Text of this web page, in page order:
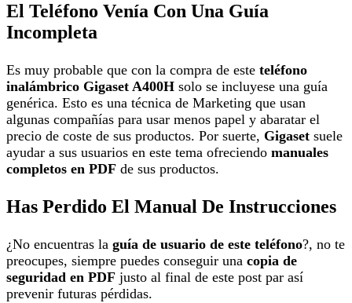
El Teléfono Venía Con Una Guía
Incompleta
Es muy probable que con la compra de este teléfono
inalámbrico Gigaset A400H solo se incluyese una guía
genérica. Esto es una técnica de Marketing que usan
algunas compañías para usar menos papel y abaratar el
precio de coste de sus productos. Por suerte, Gigaset suele
ayudar a sus usuarios en este tema ofreciendo manuales
completos en PDF de sus productos.
Has Perdido El Manual De Instrucciones
¿No encuentras la guía de usuario de este teléfono?, no te
preocupes, siempre puedes conseguir una copia de
seguridad en PDF justo al final de este post par así
prevenir futuras pérdidas.